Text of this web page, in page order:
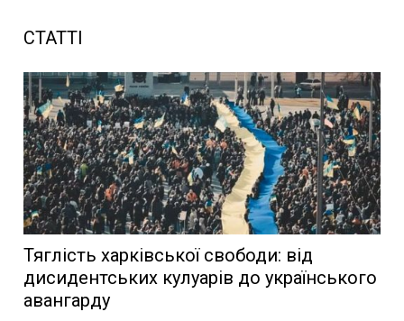
СТАТТІ
Тяглість харківської свободи: від
дисидентських кулуарів до українського
авангарду